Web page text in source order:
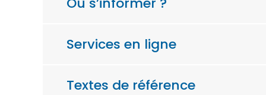
Services en ligne
Textes de référence